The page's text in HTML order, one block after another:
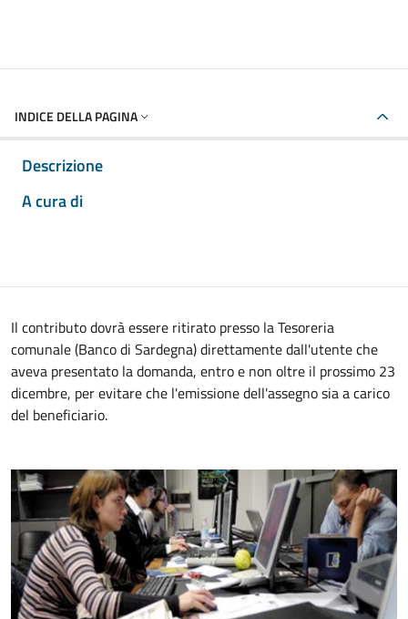
INDICE DELLA PAGINA
Descrizione
A cura di
Il contributo dovrà essere ritirato presso la Tesoreria
comunale (Banco di Sardegna) direttamente dall'utente che
aveva presentato la domanda, entro e non oltre il prossimo 23
dicembre, per evitare che l'emissione dell'assegno sia a carico
del beneficiario.